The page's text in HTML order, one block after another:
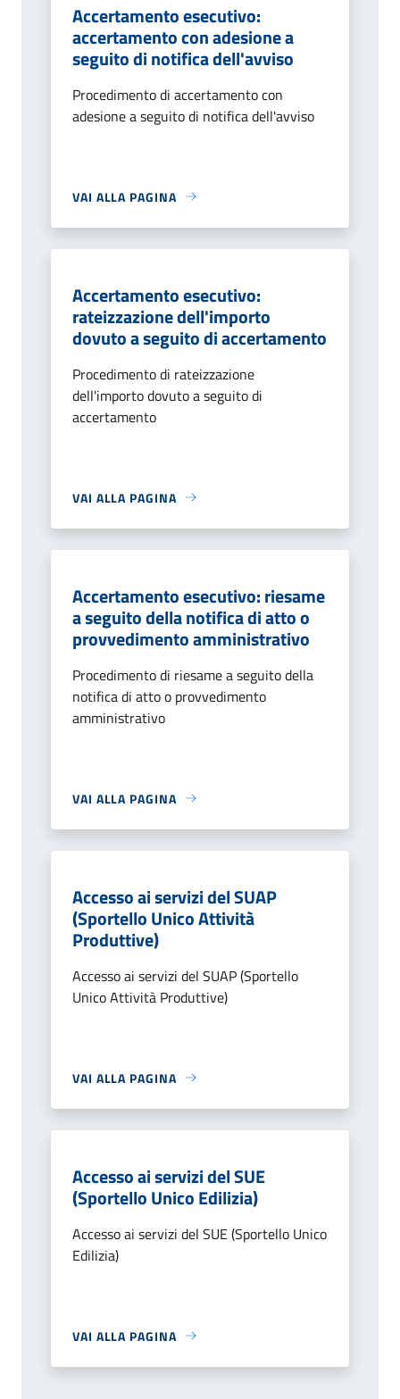
Accertamento esecutivo:
accertamento con adesione a
seguito di notifica dell'avviso
Procedimento di accertamento con
adesione a seguito di notifica dell'avviso
VAI ALLA PAGINA
Accertamento esecutivo:
rateizzazione dell'importo
dovuto a seguito di accertamento
Procedimento di rateizzazione
dell'importo dovuto a seguito di
accertamento
VAI ALLA PAGINA
Accertamento esecutivo: riesame
a seguito della notifica di atto o
provvedimento amministrativo
Procedimento di riesame a seguito della
notifica di atto o provvedimento
amministrativo
VAI ALLA PAGINA
Accesso ai servizi del SUAP
(Sportello Unico Attività
Produttive)
Accesso ai servizi del SUAP (Sportello
Unico Attività Produttive)
VAI ALLA PAGINA
Accesso ai servizi del SUE
(Sportello Unico Edilizia)
Accesso ai servizi del SUE (Sportello Unico
Edilizia)
VAI ALLA PAGINA